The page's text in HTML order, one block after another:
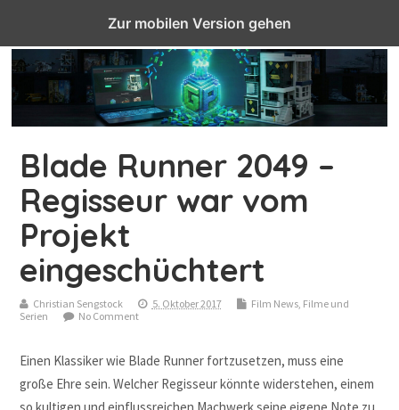
Top Menu
Blade Runner 2049 –
Regisseur war vom
Projekt
eingeschüchtert
Christian Sengstock 5. Oktober 2017 Film News, Filme und
Serien
No Comment
Einen Klassiker wie Blade Runner fortzusetzen, muss eine
große Ehre sein. Welcher Regisseur könnte widerstehen, einem
Zur mobilen Version gehen